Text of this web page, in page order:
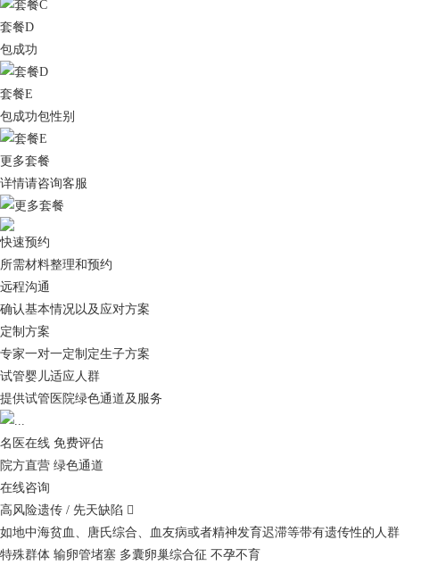
套餐D
包成功
套餐E
包成功包性别
更多套餐
详情请咨询客服
快速预约
所需材料整理和预约
远程沟通
确认基本情况以及应对方案
定制方案
专家一对一定制定生子方案
试管婴儿适应人群
提供试管医院绿色通道及服务
名医在线 免费评估
院方直营 绿色通道
在线咨询
高风险遗传 / 先天缺陷 
如地中海贫血、唐氏综合、血友病或者精神发育迟滞等带有遗传性的人群
特殊群体 输卵管堵塞 多囊卵巢综合征 不孕不育